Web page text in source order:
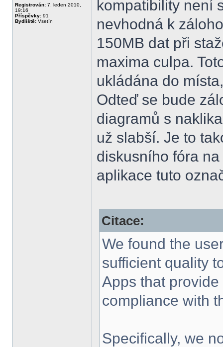
Registrován: 7. leden 2010,
19:16
Příspěvky: 91
Bydliště: Vsetín
kompatibility není
nevhodná k
150MB dat při
maxima culpa.
ukládána do
Odteď se bude
diagramů s
už slabší. Je to
diskusního fóra
aplikace tuto
Citace:
We found the
sufficient quality
Apps that
compliance with
Specifically, we